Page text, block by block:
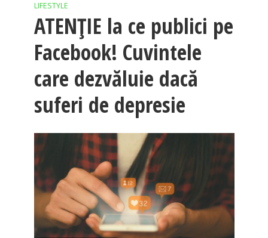
LIFESTYLE
ATENȚIE la ce publici pe
Facebook! Cuvintele
care dezvăluie dacă
suferi de depresie